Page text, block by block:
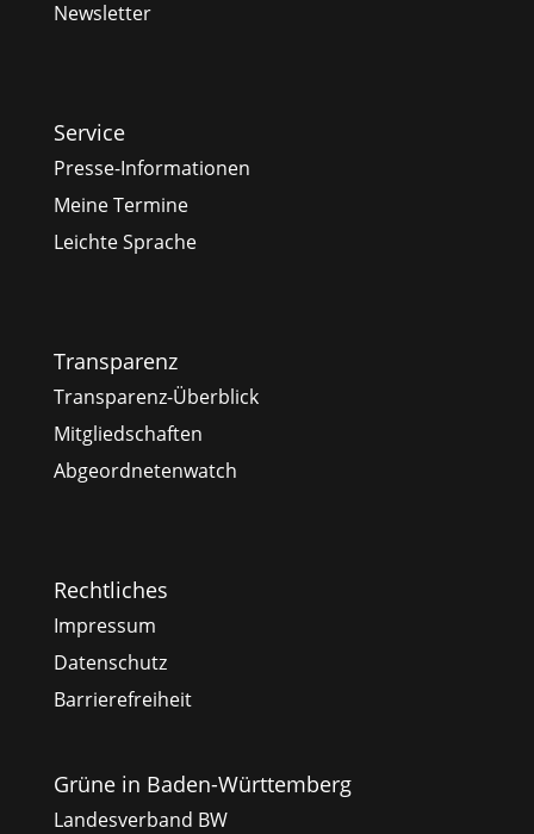
Newsletter
Service
Presse-Informationen
Meine Termine
Leichte Sprache
Transparenz
Transparenz-Überblick
Mitgliedschaften
Abgeordnetenwatch
Rechtliches
Impressum
Datenschutz
Barrierefreiheit
Grüne in Baden-Württemberg
Landesverband BW